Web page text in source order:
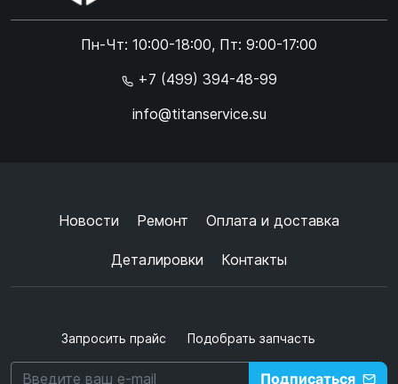
Пн-Чт: 10:00-18:00, Пт: 9:00-17:00
+7 (499) 394-48-99
info@titanservice.su
Новости Ремонт Оплата и доставка
Деталировки Контакты
Запросить прайс Подобрать запчасть
Подписаться
Online чат